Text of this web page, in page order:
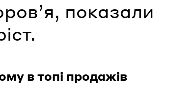
показали
в топі продажів